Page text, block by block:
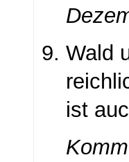
Wald
ist